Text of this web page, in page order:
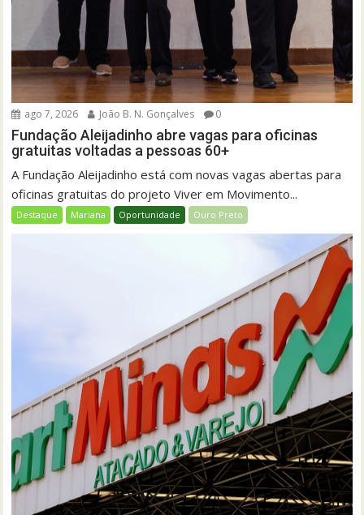
ago 7, 2026 João B. N. Gonçalves 0
Fundação Aleijadinho abre vagas para oficinas
gratuitas voltadas a pessoas 60+
A Fundação Aleijadinho está com novas vagas abertas para
oficinas gratuitas do projeto Viver em Movimento...
Destaque Mariana Oportunidade Ouro Preto